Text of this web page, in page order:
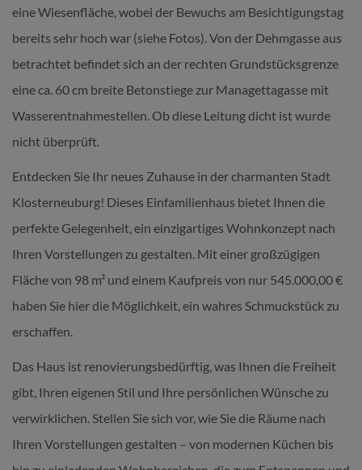
eine Wiesenfläche, wobei der Bewuchs am Besichtigungstag
bereits sehr hoch war (siehe Fotos). Von der Dehmgasse aus
betrachtet befindet sich an der rechten Grundstücksgrenze
eine ca. 60 cm breite Betonstiege zur Managettagasse mit
Wasserentnahmestellen. Ob diese Leitung dicht ist wurde
nicht überprüft.
Entdecken Sie Ihr neues Zuhause in der charmanten Stadt
Klosterneuburg! Dieses Einfamilienhaus bietet Ihnen die
perfekte Gelegenheit, ein einzigartiges Wohnkonzept nach
Ihren Vorstellungen zu gestalten. Mit einer großzügigen
Fläche von 98 m² und einem Kaufpreis von nur 545.000,00 €
haben Sie hier die Möglichkeit, ein wahres Schmuckstück zu
erschaffen.
Das Haus ist renovierungsbedürftig, was Ihnen die Freiheit
gibt, Ihren eigenen Stil und Ihre persönlichen Wünsche zu
verwirklichen. Stellen Sie sich vor, wie Sie die Räume nach
Ihren Vorstellungen gestalten – von modernen Küchen bis